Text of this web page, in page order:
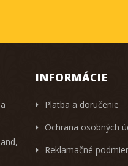
INFORMÁCIE
Platba a doručenie
Ochrana osobných
Reklamačné